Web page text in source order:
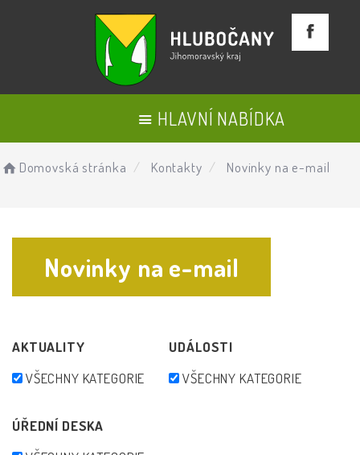
HLAVNÍ NABÍDKA
Domovská stránka Kontakty Novinky na e-mail
Novinky na e-mail
AKTUALITY
VŠECHNY KATEGORIE
UDÁLOSTI
VŠECHNY KATEGORIE
ÚŘEDNÍ DESKA